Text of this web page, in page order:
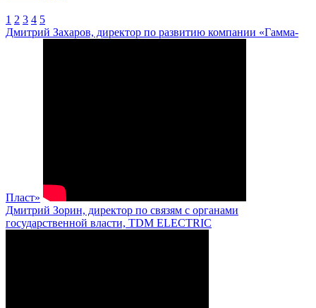
1 2 3 4 5
Дмитрий Захаров, директор по развитию компании «Гамма-
Пласт»
Дмитрий Зорин, директор по связям с органами
государственной власти, TDM ELECTRIC